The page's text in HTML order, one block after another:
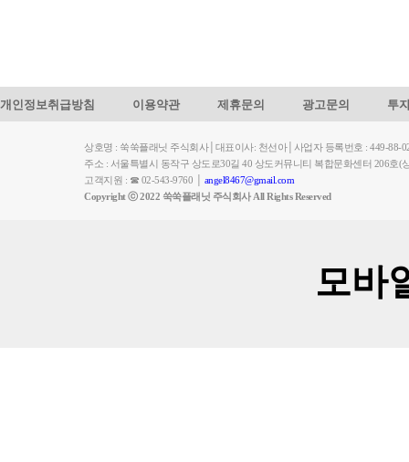
개인정보취급방침 이용약관 제휴문의 광고문의 투
상호명 : 쑥쑥플래닛 주식회사│대표이사: 천선아│사업자 등록번호 : 449-88-
주소 : 서울특별시 동작구 상도로30길 40 상도커뮤니티 복합문화센터 206호(
고객지원 : ☎ 02-543-9760 │ angel8467@gmail.com
Copyright ⓒ 2022 쑥쑥플래닛 주식회사 All Rights Reserved
모바